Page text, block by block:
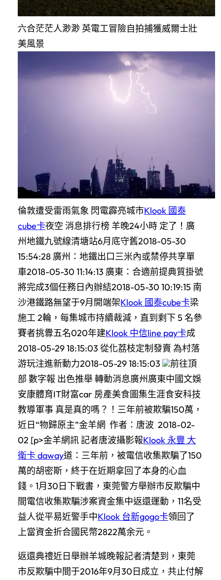
六合茫茫人渺渺 英電工冒險自拍捕獲威爾士壯
美風景
倫敦遭受雷雨氣象 閃電霹亮城市Klook 國泰
cube卡夜空 消息排行榜 羊晚24小時 定了！廣
州地鐵九號線清塘站6月底守舊2018-05-30
15:54:28 廣州：地鐵出口三米內或禁停共享單
車2018-05-30 11:14:13 廣東：合適前提典質掛號
將完成3個任務日內辦結2018-05-30 10:19:15 南
沙港鐵路無望于9月開端架Klook 國泰cube卡梁
施工 2輪，每集城市持續裁減，直到剩下 5 名參
賽者挑釁五名020年建Klook 中信line pay卡成
2018-05-29 18:15:03 從化荔枝定制發賣 為村落
游玩注進新動力2018-05-29 18:15:03
前往頂
部 數字報 出色推舉 轉動消息廣州廣東中國文娛
安康體育IT財富car 房產美食圖集生涯食安科技
教導軍事 真是真的嗎？！三年前被欺騙150萬，
近日“物歸原主”金羊網 作者：唐波 2018-02-
02 [p>金羊網訊 記者唐波攝影報Klook 永豐 大
衛卡 daway道：三年前，被電信收集欺騙了150
萬的胡密斯，終于在近期拿回了本身的心血
錢。1月30日下戰書，東莞警方舉辦市反欺騙中
間電信收集欺騙涉案資金集中返還運動，11名受
益人從平易近警手中Klook 台新gogo卡領回了
上當資金折合國民幣2822萬余元。
返還典禮近日舉辦羊城晚報記者清楚到，東莞
市反欺騙中間于2016年9月30日成立，共止付解